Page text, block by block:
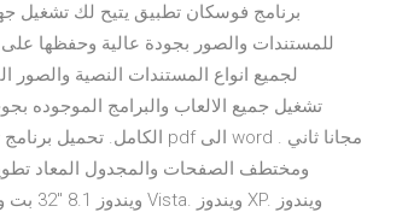
للمستندات والصور بجودة عالية وحفظها
لجميع انواع المستندات النصية والصور